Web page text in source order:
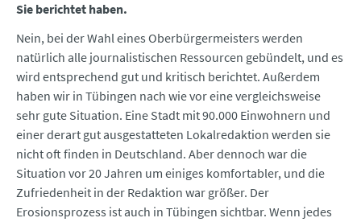
Sie berichtet haben.
Nein, bei der Wahl eines Oberbürgermeisters werden
natürlich alle journalistischen Ressourcen gebündelt, und es
wird entsprechend gut und kritisch berichtet. Außerdem
haben wir in Tübingen nach wie vor eine vergleichsweise
sehr gute Situation. Eine Stadt mit 90.000 Einwohnern und
einer derart gut ausgestatteten Lokalredaktion werden sie
nicht oft finden in Deutschland. Aber dennoch war die
Situation vor 20 Jahren um einiges komfortabler, und die
Zufriedenheit in der Redaktion war größer. Der
Erosionsprozess ist auch in Tübingen sichtbar. Wenn jedes